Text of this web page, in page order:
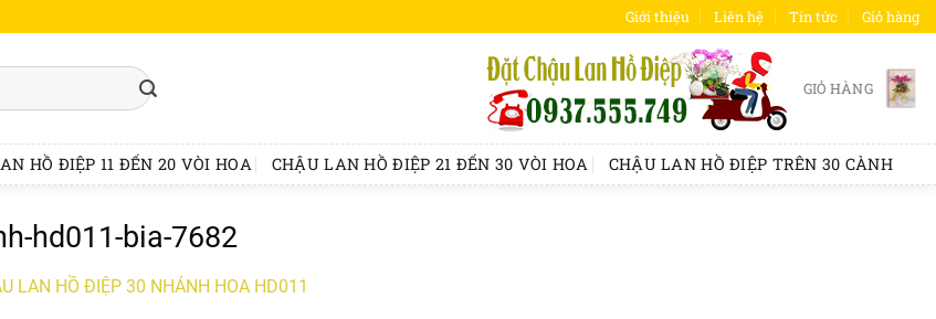
Giới thiệu Liên hệ Tin tức Giỏ hàng
GIỎ HÀNG
HỒ ĐIỆP 11 ĐẾN 20 VÒI HOA CHẬU LAN HỒ ĐIỆP 21 ĐẾN 30 VÒI HOA CHẬU LAN HỒ ĐIỆP TRÊN 30 CÀNH
hd011-bia-7682
LAN HỒ ĐIỆP 30 NHÁNH HOA HD011